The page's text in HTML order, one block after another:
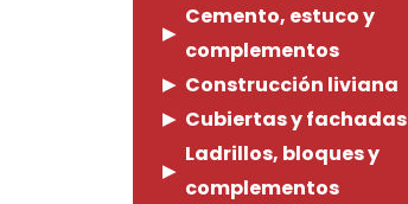
Cemento, estuco y
complementos
Construcción liviana
Cubiertas y fachadas
Ladrillos, bloques y
complementos